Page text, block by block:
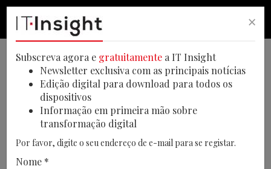
Responsáveis de compras
admitem falta de preparação
para IA
×
Subscreva agora e gratuitamente a IT Insight
Newsletter exclusiva com as principais notícias
Edição digital para download para todos os
dispositivos
Informação em primeira mão sobre
transformação digital
Por favor, digite o seu endereço de e-mail para se registar.
Nome *